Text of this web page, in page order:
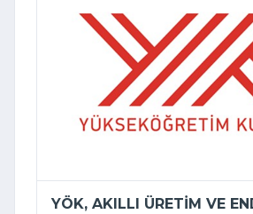
YÖK, AKILLI ÜRETIM VE